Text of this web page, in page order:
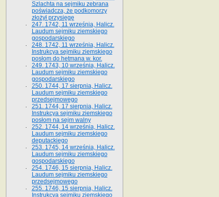
Szlachta na sejmiku zebrana
poświadcza, że podkomorzy
złożył przysięgę
247. 1742, 11 września, Halicz.
Laudum sejmiku ziemskiego
gospodarskiego
248. 1742, 11 września, Halicz.
Instrukcya sejmiku ziemskiego
posłom do hetmana w. kor.
249. 1743, 10 września, Halicz.
Laudum sejmiku ziemskiego
gospodarskiego
250. 1744, 17 sierpnia, Halicz.
Laudum sejmiku ziemskiego
przedsejmowego
251. 1744, 17 sierpnia, Halicz.
Instrukcya sejmiku ziemskiego
posłom na sejm walny
252. 1744, 14 września, Halicz.
Laudum sejmiku ziemskiego
deputackiego
253. 1745, 14 września, Halicz.
Laudum sejmiku ziemskiego
gospodarskiego
254. 1746, 15 sierpnia, Halicz.
Laudum sejmiku ziemskiego
przedsejmowego
255. 1746, 15 sierpnia, Halicz.
Instrukcya sejmiku ziemskiego